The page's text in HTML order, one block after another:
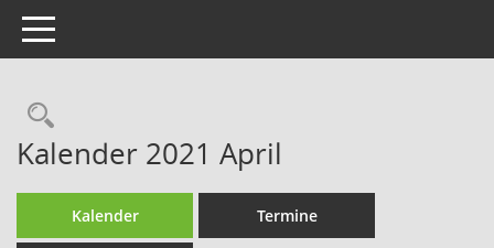
Toggle navigation
Rechercheauswahl
Kalender 2021 April
Kalender Termine